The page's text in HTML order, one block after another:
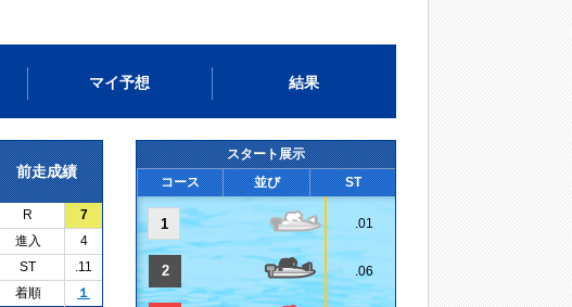
マイ予想 結果
前走成績
R
7
進入
4
ST
.11
着順
１
スタート展示
コース
並び ST
1 .01
2 .06